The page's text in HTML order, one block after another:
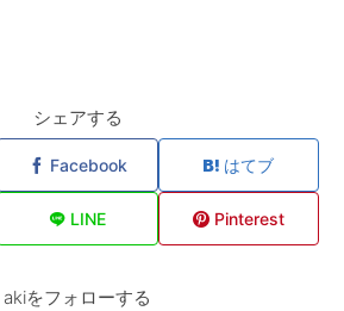
シェアする
Facebook はてブ
LINE Pinterest
akiをフォローする